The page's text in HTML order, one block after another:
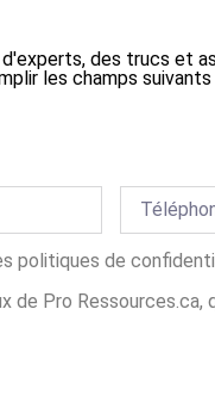
des trucs et
les champs
politiques de
Pro